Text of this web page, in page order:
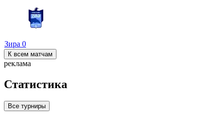
Зира 0
К всем матчам
реклама
Статистика
Все турниры